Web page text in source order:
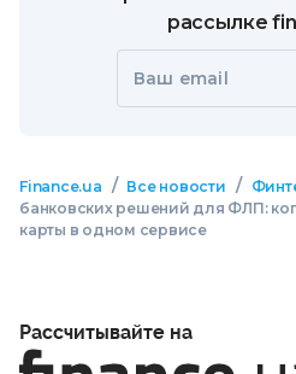
рассылке
Ваш email
Finance.ua / Все новости /
банковских решений для ФЛП:
карты в одном сервисе
Рассчитывайте на